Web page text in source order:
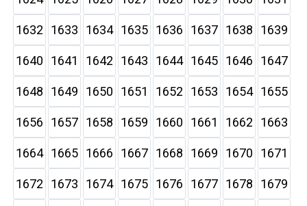
1632 1633 1634 1635 1636 1637 1638 1639
1640 1641 1642 1643 1644 1645 1646 1647
1648 1649 1650 1651 1652 1653 1654 1655
1656 1657 1658 1659 1660 1661 1662 1663
1664 1665 1666 1667 1668 1669 1670 1671
1672 1673 1674 1675 1676 1677 1678 1679